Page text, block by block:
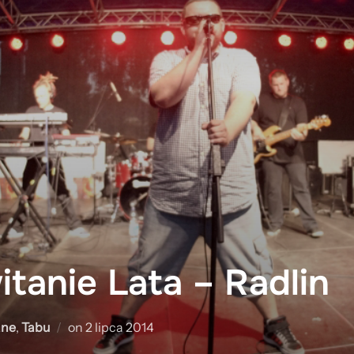
Lata – Radlin
, Tabu on Posted
on
2 lipca 2014